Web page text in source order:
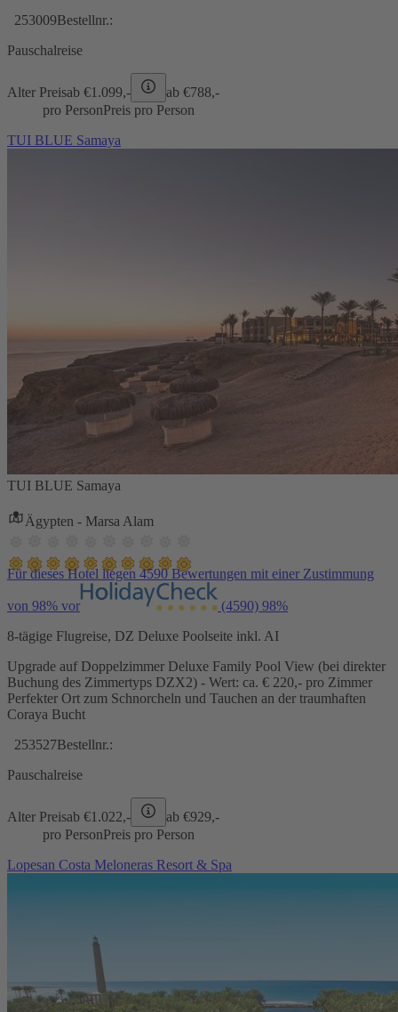
253009Bestellnr.:
Pauschalreise
Alter Preisab €1.099,- ab €788,-
pro PersonPreis pro Person
TUI BLUE Samaya
TUI BLUE Samaya
Ägypten - Marsa Alam
Für dieses Hotel liegen 4590 Bewertungen mit einer Zustimmung
von 98% vor (4590) 98%
8-tägige Flugreise, DZ Deluxe Poolseite inkl. AI
Upgrade auf Doppelzimmer Deluxe Family Pool View (bei direkter
Buchung des Zimmertyps DZX2) - Wert: ca. € 220,- pro Zimmer
Perfekter Ort zum Schnorcheln und Tauchen an der traumhaften
Coraya Bucht
253527Bestellnr.:
Pauschalreise
Alter Preisab €1.022,- ab €929,-
pro PersonPreis pro Person
Lopesan Costa Meloneras Resort & Spa